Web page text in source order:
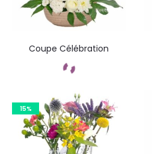
Coupe Célébration
Commandez
15%